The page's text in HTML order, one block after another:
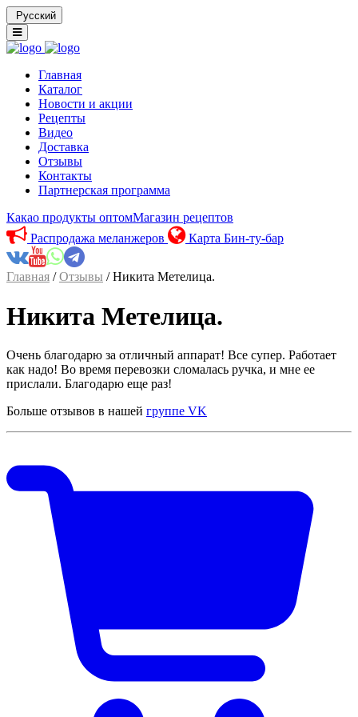
Русский
Главная
Каталог
Новости и акции
Рецепты
Видео
Доставка
Отзывы
Контакты
Партнерская программа
Какао продукты оптомМагазин рецептов
Распродажа меланжеров
Карта Бин-ту-бар
Главная /Отзывы / Никита Метелица.
Никита Метелица.
Очень благодарю за отличный аппарат! Все супер. Работает
как надо! Во время перевозки сломалась ручка, и мне ее
прислали. Благодарю еще раз!
Больше отзывов в нашей группе VK